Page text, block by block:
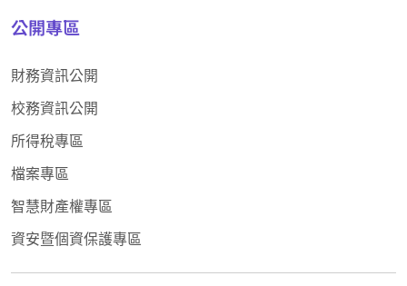
公開專區
財務資訊公開
校務資訊公開
所得稅專區
檔案專區
智慧財產權專區
資安暨個資保護專區